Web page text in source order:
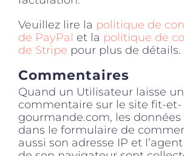
Veuillez lire la politique de
de PayPal et la politique de
de Stripe pour plus de détails.
Commentaires
Quand un Utilisateur laisse un
commentaire sur le site fit-et-
gourmande.com, les données
dans le formulaire de
aussi son adresse IP et